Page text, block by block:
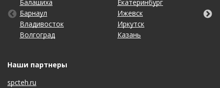
Балашиха
Барнаул
Владивосток
Волгоград
Екатеринбург
Ижевск
Иркутск
Казань
Кемерово
Киров
Краснодар
Красноярск
Махачкала
Набережные Челны
Нижний Новгород
Новосибирск
Оренбург
Пенза
Пермь
Ростов-на-Дону
Самара
Санкт-Петербург
Саратов
Ставрополь
Томск
Тула
Тюмень
Ульяновск
Хабаровск
Чебоксары
Челябинск
Ярославль
Наши партнеры
spcteh.ru